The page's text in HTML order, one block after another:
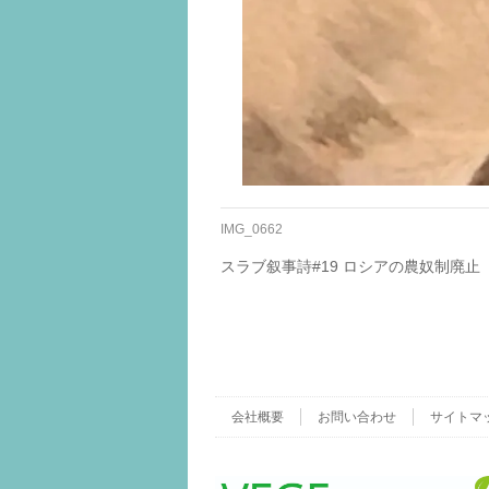
IMG_0662
スラブ叙事詩#19 ロシアの農奴制廃止
会社概要 お問い合わせ サイトマ